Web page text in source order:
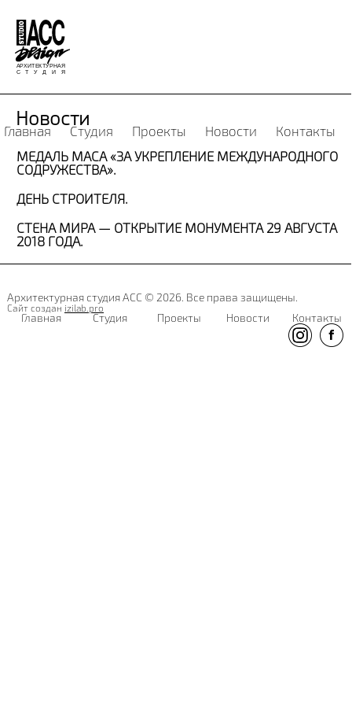
Главная Студия Проекты Новости Контакты
Новости
МЕДАЛЬ МАСА «ЗА УКРЕПЛЕНИЕ МЕЖДУНАРОДНОГО
СОДРУЖЕСТВА».
ДЕНЬ СТРОИТЕЛЯ.
СТЕНА МИРА — ОТКРЫТИЕ МОНУМЕНТА 29 АВГУСТА
2018 ГОДА.
Архитектурная студия АСС © 2026. Все права защищены.
Сайт создан izilab.pro
Главная Студия Проекты Новости Контакты